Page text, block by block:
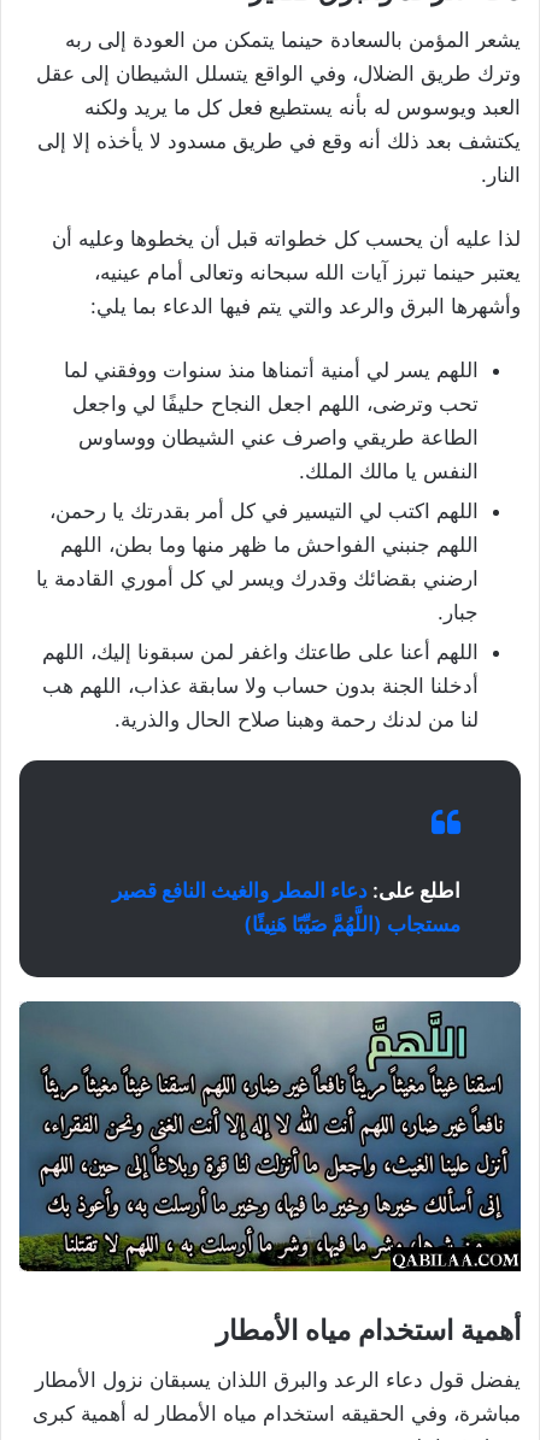
يشعر المؤمن بالسعادة حينما يتمكن من العودة إلى ربه
وترك طريق الضلال، وفي الواقع يتسلل الشيطان إلى عقل
العبد ويوسوس له بأنه يستطيع فعل كل ما يريد ولكنه
يكتشف بعد ذلك أنه وقع في طريق مسدود لا يأخذه إلا إلى
النار.
لذا عليه أن يحسب كل خطواته قبل أن يخطوها وعليه أن
يعتبر حينما تبرز آيات الله سبحانه وتعالى أمام عينيه،
وأشهرها البرق والرعد والتي يتم فيها الدعاء بما يلي:
اللهم يسر لي أمنية أتمناها منذ سنوات ووفقني لما
تحب وترضى، اللهم اجعل النجاح حليفًا لي واجعل
الطاعة طريقي واصرف عني الشيطان ووساوس
النفس يا مالك الملك.
اللهم اكتب لي التيسير في كل أمر بقدرتك يا رحمن،
اللهم جنبني الفواحش ما ظهر منها وما بطن، اللهم
ارضني بقضائك وقدرك ويسر لي كل أموري القادمة يا
جبار.
اللهم أعنا على طاعتك واغفر لمن سبقونا إليك، اللهم
أدخلنا الجنة بدون حساب ولا سابقة عذاب، اللهم هب
لنا من لدنك رحمة وهبنا صلاح الحال والذرية.
اطلع على: دعاء المطر والغيث النافع قصير
مستجاب (اللَّهُمَّ صَيِّبًا هَنِيئًا)
أهمية استخدام مياه الأمطار
يفضل قول دعاء الرعد والبرق اللذان يسبقان نزول الأمطار
مباشرة، وفي الحقيقه استخدام مياه الأمطار له أهمية كبرى